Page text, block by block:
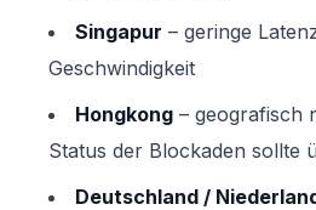
Singapur – geringe
Geschwindigkeit
Hongkong – geografisch
Status der Blockaden sollte
Deutschland /